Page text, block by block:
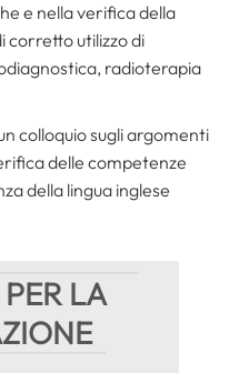
e nella verifica della
corretto utilizzo di
radioterapia
colloquio sugli argomenti
delle competenze
della lingua inglese
LA